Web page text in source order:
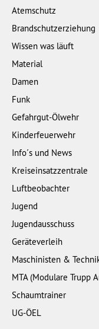
Atemschutz
Brandschutzerziehung
Wissen was läuft
Material
Damen
Funk
Gefahrgut-Ölwehr
Kinderfeuerwehr
Info´s und News
Kreiseinsatzzentrale
Luftbeobachter
Jugend
Jugendausschuss
Geräteverleih
Maschinisten &
MTA (Modulare Trupp
Schaumtrainer
UG-ÖEL